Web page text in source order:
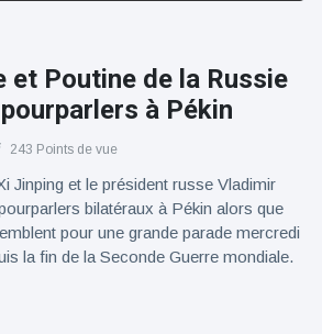
et Poutine de la Russie
à Pékin
243 Points de vue
Jinping et le président russe Vladimir
bilatéraux à Pékin alors que
pour une grande parade mercredi
la fin de la Seconde Guerre mondiale.